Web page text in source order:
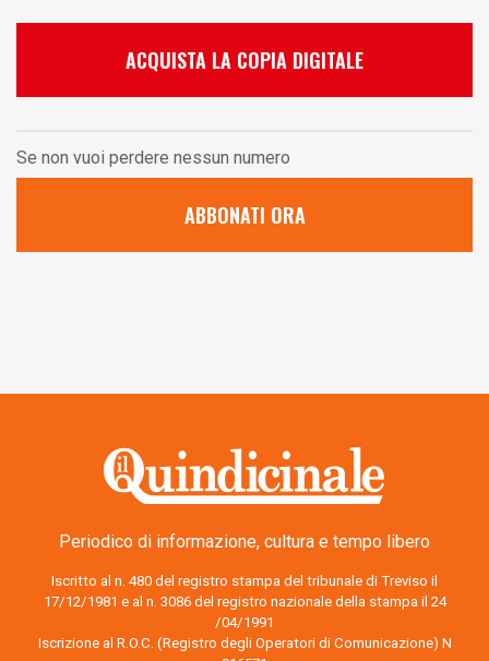
ACQUISTA LA COPIA DIGITALE
Se non vuoi perdere nessun numero
ABBONATI ORA
Periodico di informazione, cultura e tempo libero
Iscritto al n. 480 del registro stampa del tribunale di Treviso il
17/12/1981 e al n. 3086 del registro nazionale della stampa il 24
/04/1991
Iscrizione al R.O.C. (Registro degli Operatori di Comunicazione) N